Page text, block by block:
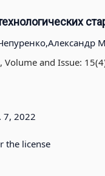
Александр
Volume and Issue:
7, 2022
the license